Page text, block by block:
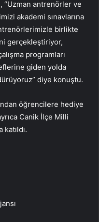
“Uzman antrenörler ve
akademi sınavlarına
birlikte
gerçekleştiriyor,
programları
giden yolda
diye konuştu.
öğrencilere hediye
Canik İlçe Milli